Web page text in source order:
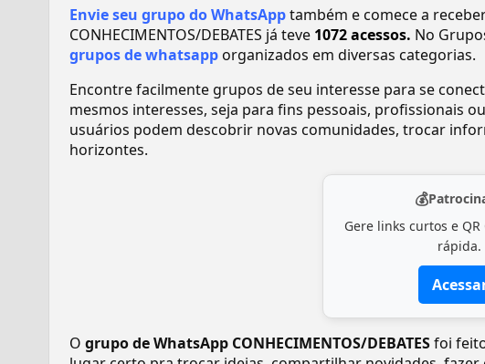
Envie seu grupo do WhatsApptambém e comece a
CONHECIMENTOS/DEBATES️️️ já teve 1072 acessos. No
grupos de whatsapporganizados em diversas categorias.
Encontre facilmente grupos de seu interesse para se
mesmos interesses, seja para fins pessoais, profissionais
usuários podem descobrir novas comunidades, trocar
horizontes.
💰
Gere links curtos e
rápida.
O grupo de WhatsApp CONHECIMENTOS/DEBATES️️️foi